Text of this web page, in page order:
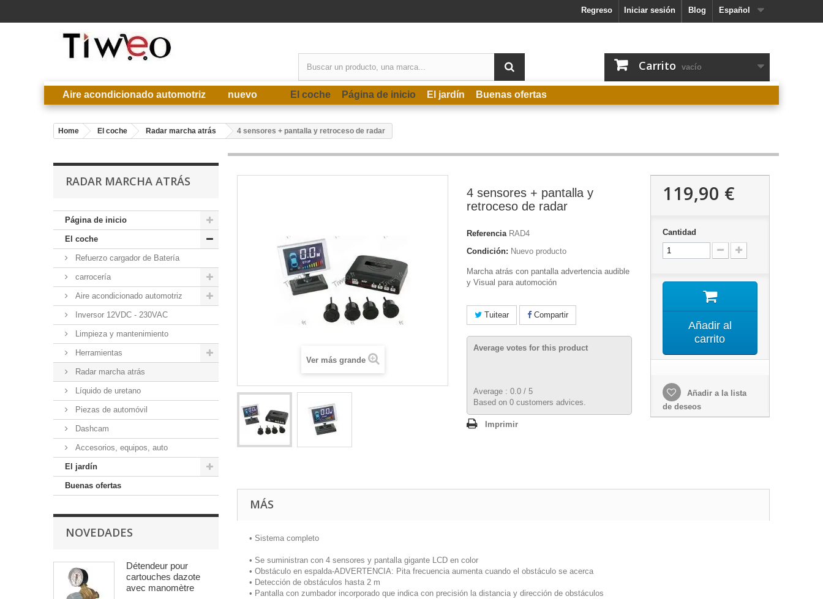
Español
Blog
Iniciar sesión
Regreso
Carrito vacío
Aire acondicionado automotriz nuevo El coche Página de inicio El jardín Buenas ofertas
Home El coche Radar marcha atrás 4 sensores + pantalla y retroceso de radar
RADAR MARCHA ATRÁS
Página de inicio
El coche
Refuerzo cargador de Batería
carrocería
Aire acondicionado automotriz
Inversor 12VDC - 230VAC
Limpieza y mantenimiento
Herramientas
Radar marcha atrás
Líquido de uretano
Piezas de automóvil
Dashcam
Accesorios, equipos, auto
El jardín
Buenas ofertas
NOVEDADES
Détendeur pour
cartouches dazote
avec manomètre
Ver más grande
4 sensores + pantalla y
retroceso de radar
Referencia RAD4
Condición: Nuevo producto
Marcha atrás con pantalla advertencia audible
y Visual para automoción
Tuitear Compartir
Average votes for this product
Average : 0.0 / 5
Based on 0 customers advices.
Imprimir
119,90 €
Cantidad
Añadir al
carrito
Añadir a la lista
de deseos
MÁS
• Sistema completo
• Se suministran con 4 sensores y pantalla gigante LCD en color
• Obstáculo en espalda-ADVERTENCIA: Pita frecuencia aumenta cuando el obstáculo se acerca
• Detección de obstáculos hasta 2 m
• Pantalla con zumbador incorporado que indica con precisión la distancia y dirección de obstáculos